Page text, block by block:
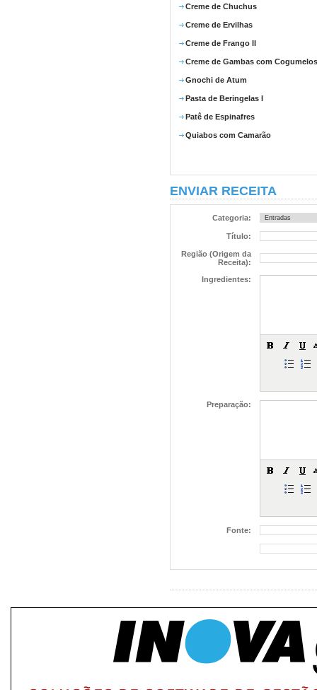
Creme de Chuchus
Creme de Ervilhas
Creme de Frango II
Creme de Gambas com Cogumelos
Gnochi de Atum
Pasta de Beringelas I
Patê de Espinafres
Quiabos com Camarão
ENVIAR RECEITA
Categoria:
Título:
Região (Origem da
Receita):
Ingredientes:
Preparação:
Fonte: